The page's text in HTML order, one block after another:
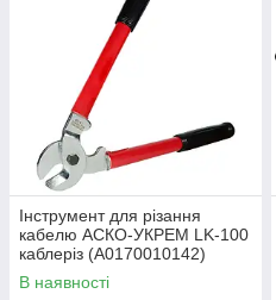
Інструмент для різання
кабелю АСКО-УКРЕМ LK-100
каблеріз (A0170010142)
В наявності